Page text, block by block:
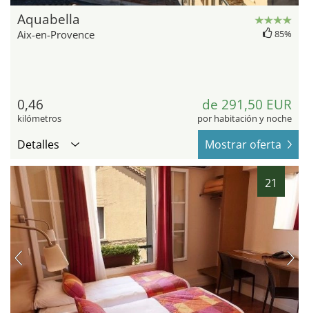
Aquabella
Aix-en-Provence 85%
0,46
kilómetros
de 291,50 EUR
por habitación y noche
Detalles Mostrar oferta
21